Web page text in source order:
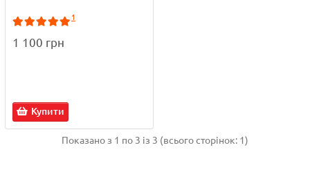
1
1 100 грн
Купити
Показано з 1 по 3 із 3 (всього сторінок: 1)